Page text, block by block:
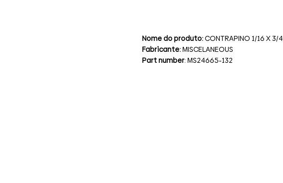
Nome do produto:CONTRAPINO 1/16 X 3/4
Fabricante:MISCELANEOUS
Part number: MS24665-132